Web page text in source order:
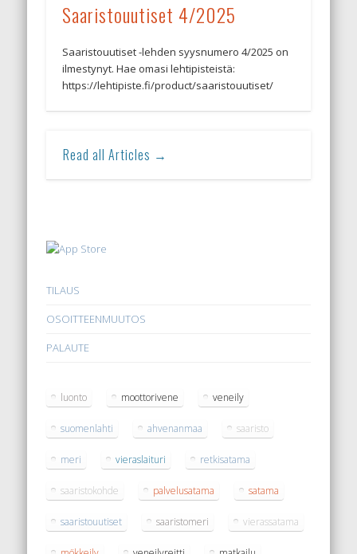
Saaristouutiset 4/2025
Saaristouutiset -lehden syysnumero 4/2025 on
ilmestynyt. Hae omasi lehtipisteistä:
https://lehtipiste.fi/product/saaristouutiset/
Read all Articles →
TILAUS
OSOITTEENMUUTOS
PALAUTE
luonto moottorivene veneily
suomenlahti ahvenanmaa saaristo
meri vieraslaituri retkisatama
saaristokohde palvelusatama satama
saaristouutiset saaristomeri vierassatama